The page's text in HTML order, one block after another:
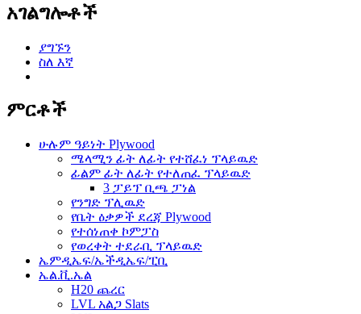
አገልግሎቶች
ያግኙን
ስለ እኛ
ምርቶች
ሁሉም ዓይነት Plywood
ሜላሚን ፊት ለፊት የተሸፈነ ፕላይዉድ
ፊልም ፊት ለፊት የተለጠፈ ፕላይዉድ
3 ፓይፕ ቢጫ ፓነል
የንግድ ፕሊዉድ
የቤት ዕቃዎች ደረጃ Plywood
የተሰነጠቀ ኮምፓስ
የወረቀት ተደራቢ ፕላይዉድ
ኤምዲኤፍ/ኤችዲኤፍ/ፒቢ
ኤል.ቪ.ኤል
H20 ጨረር
LVL አልጋ Slats